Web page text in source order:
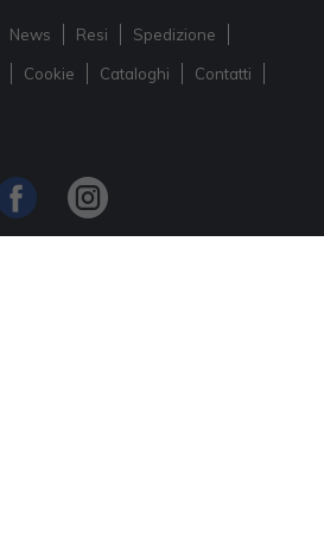
News Resi Spedizione
Cookie Cataloghi Contatti